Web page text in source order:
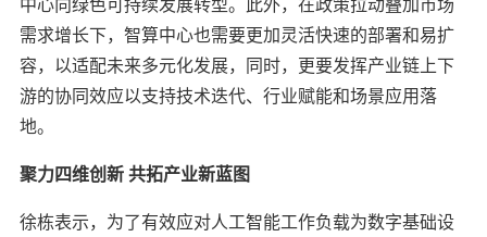
需求增长下，智算中心也需要更加灵活快速的部署和易扩
容，以适配未来多元化发展，同时，更要发挥产业链上下
游的协同效应以支持技术迭代、行业赋能和场景应用落
地。
聚力四维创新 共拓产业新蓝图
徐栋表示，为了有效应对人工智能工作负载为数字基础设